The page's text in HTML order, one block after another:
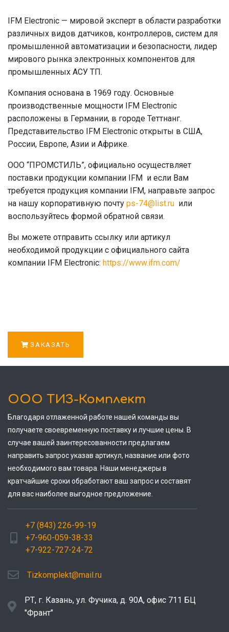
IFM Electronic — мировой эксперт в области разработки
различных видов датчиков, контроллеров, систем для
промышленной автоматизации и безопасности, лидер
мирового рынка электронных компонентов для
промышленных АСУ ТП.
Компания основана в 1969 году. Основные
производственные мощности IFM Electronic
расположены в Германии, в городе Теттнанг.
Представительство IFM Electronic открыты в США,
России, Европе, Азии и Африке.
ООО “ПРОМСТИЛЬ”, официально осуществляет
поставки продукции компании IFM и если Вам
требуется продукция компании IFM, направьте запрос
на нашу корпоративную почту ps-74@list.ru или
воспользуйтесь формой обратной связи.
Вы можете отправить ссылку или артикул
необходимой продукции с официального сайта
компании IFM Electronic: https://www.ifm.com/
ЗАКАЗАТЬ
ООО ТИЗ-Комплект
Благодаря отлаженной работе нашей команды вы
получаете своевременную поставку и лучшие цены. В
случае вашей заинтересованности предлагаем
направить запрос указав артикул, название или фото
необходимого вам товара. Наши менеджеры в
кратчайшие сроки обработают ваш запрос и составят
для вас наиболее выгодное предложение.
+7 (843) 226-99-19
+7-960-059-38-33
+7-922-727-24-72
Tizkomplekt@mail.ru
РТ, г. Казань, ул. Фучика, д. 90А, офис 711 БЦ
"Франт"